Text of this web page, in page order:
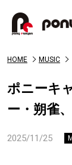
HOME MUSIC
ポニーキ
ー・朔雀
2025/11/25